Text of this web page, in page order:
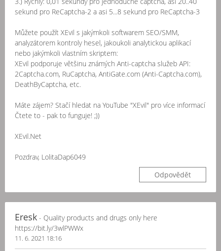
sekund pro ReCaptcha-2 a asi 5...8 sekund pro ReCaptcha-3
Můžete použít XEvil s jakýmkoli softwarem SEO/SMM,
analyzátorem kontroly hesel, jakoukoli analytickou aplikací
nebo jakýmkoli vlastním skriptem:
XEvil podporuje většinu známých Anti-captcha služeb API:
2Captcha.com, RuCaptcha, AntiGate.com (Anti-Captcha.com),
DeathByCaptcha, etc.
Máte zájem? Stačí hledat na YouTube "XEvil" pro více informací
Čtete to - pak to funguje! ;))
XEvil.Net
Pozdrav, LolitaDap6049
Odpovědět
Eresk - Quality products and drugs only here
https://bit.ly/3wlPWWx
11. 6. 2021 18:16